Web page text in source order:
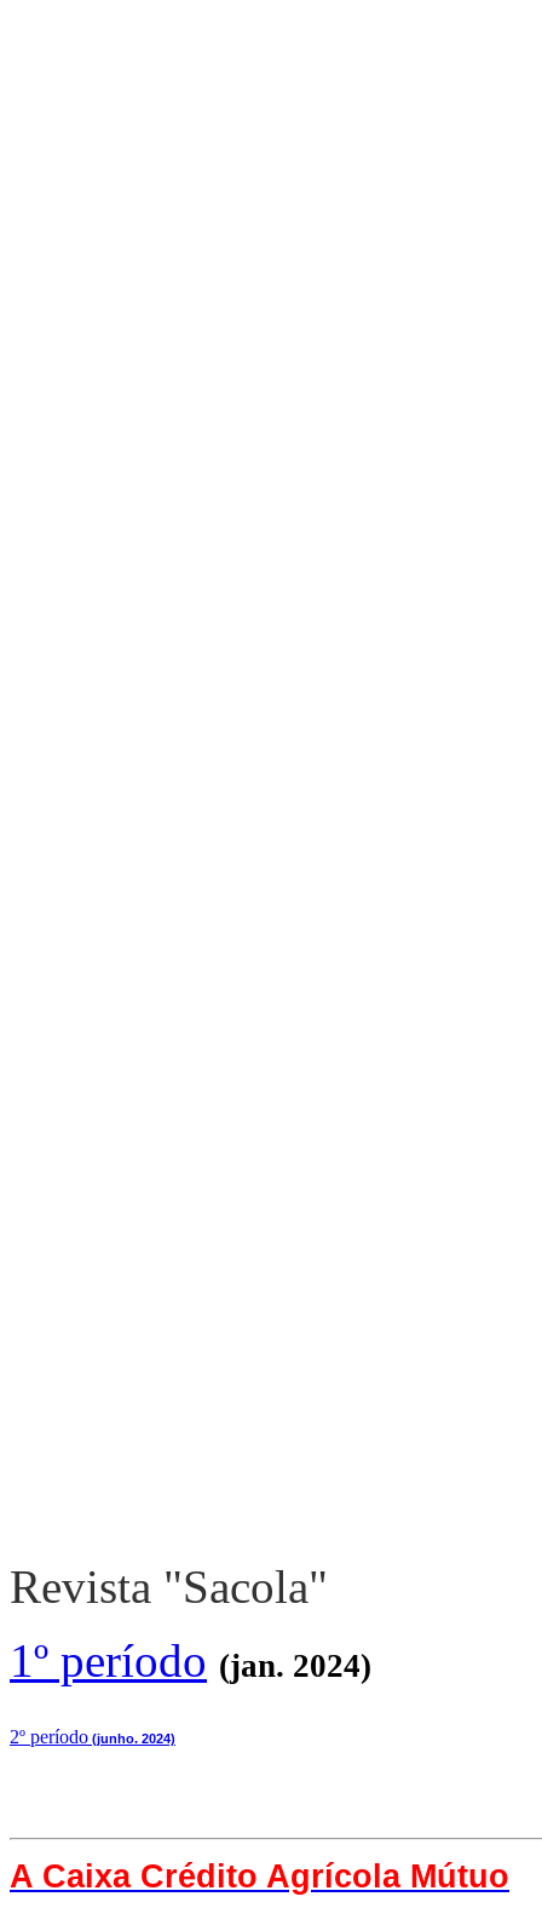
Revista "Sacola"
1º período (jan. 2024)
2º período (junho. 2024)
A Caixa Crédito Agrícola Mútuo